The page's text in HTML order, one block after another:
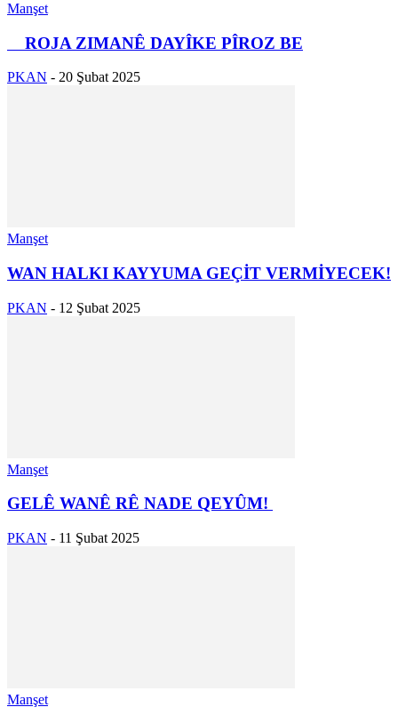
Manşet
ROJA ZIMANÊ DAYÎKE PÎROZ BE
PKAN - 20 Şubat 2025
Manşet
WAN HALKI KAYYUMA GEÇİT VERMİYECEK!
PKAN - 12 Şubat 2025
Manşet
GELÊ WANÊ RÊ NADE QEYÛM!
PKAN - 11 Şubat 2025
Manşet